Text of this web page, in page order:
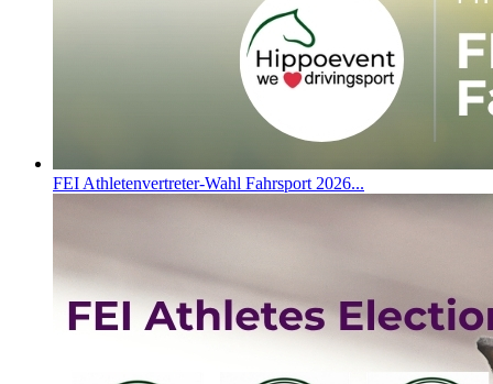
FEI Athletenvertreter-Wahl Fahrsport 2026...